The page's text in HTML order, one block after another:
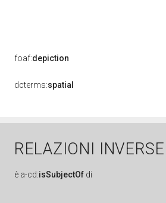
foaf:depiction
dcterms:spatial
RELAZIONI INVERSE
è a-cd:isSubjectOf di